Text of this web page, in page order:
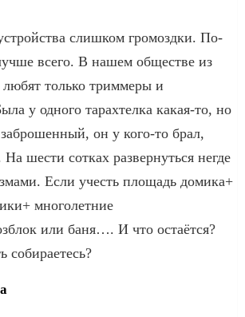
слишком громоздки. По-
всего. В нашем обществе из
только триммеры и
у одного тарахтелка какая-то, но
он у кого-то брал,
шести сотках развернуться негде
Если учесть площадь домика+
многолетние
или баня…. И что остаётся?
собираетесь?